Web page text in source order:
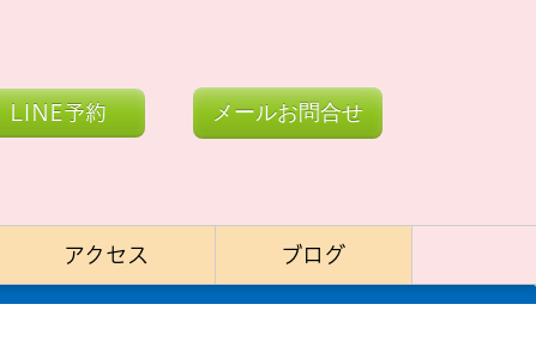
LINE予約 メールお問合せ
アクセス ブログ